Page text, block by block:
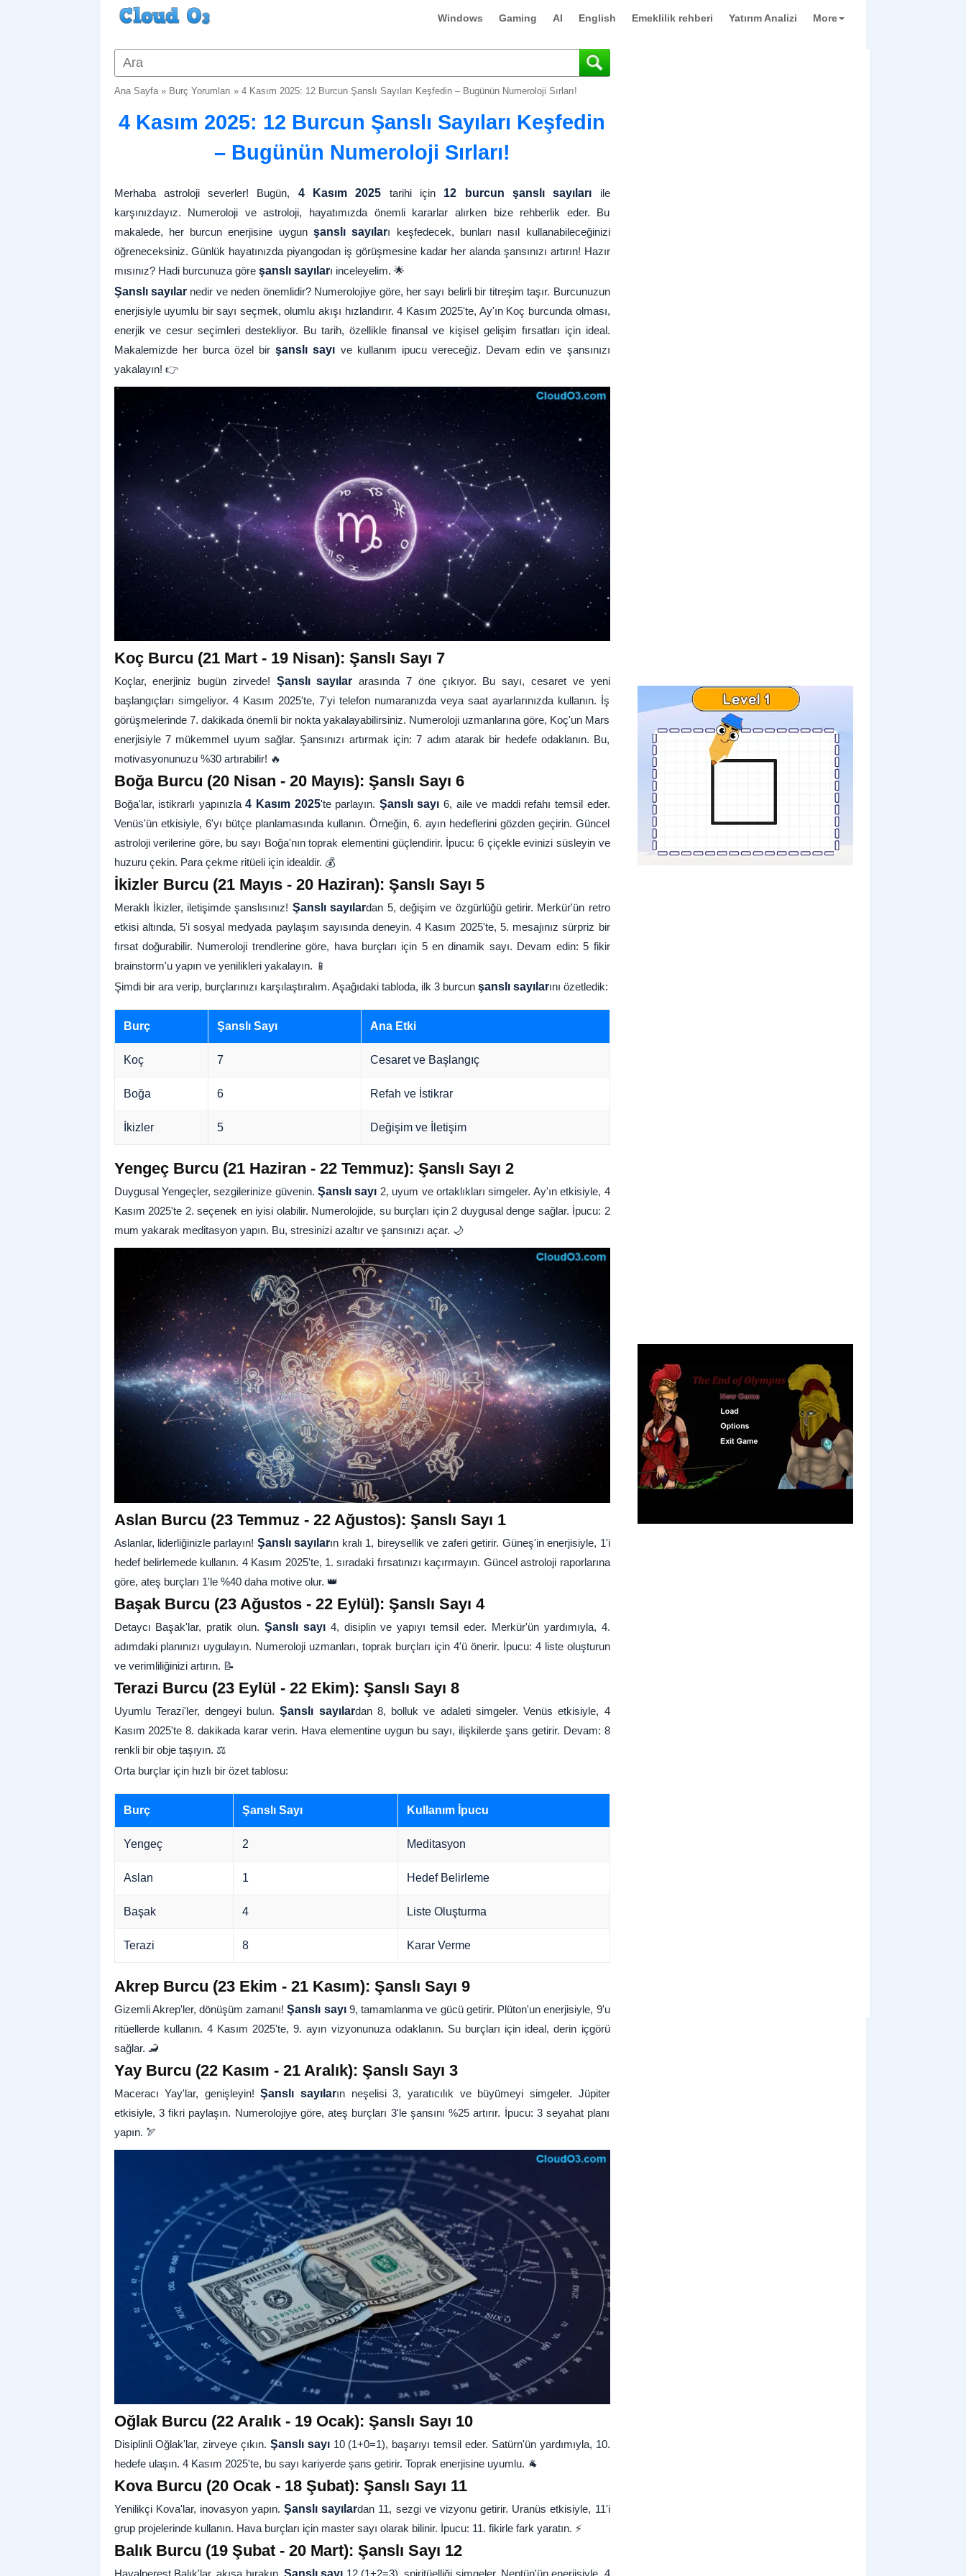
Windows Gaming AI English Emeklilik rehberi Yatırım Analizi More
Ana Sayfa» Burç Yorumları » 4 Kasım 2025: 12 Burcun Şanslı Sayıları Keşfedin – Bugünün Numeroloji Sırları!
4 Kasım 2025: 12 Burcun Şanslı Sayıları Keşfedin
– Bugünün Numeroloji Sırları!
Merhaba astroloji severler! Bugün, 4 Kasım 2025 tarihi için 12 burcun şanslı sayıları ile
karşınızdayız. Numeroloji ve astroloji, hayatımızda önemli kararlar alırken bize rehberlik eder. Bu
makalede, her burcun enerjisine uygun şanslı sayıları keşfedecek, bunları nasıl kullanabileceğinizi
öğreneceksiniz. Günlük hayatınızda piyangodan iş görüşmesine kadar her alanda şansınızı artırın! Hazır
mısınız? Hadi burcunuza göre şanslı sayıları inceleyelim. 🌟
Şanslı sayılarnedir ve neden önemlidir? Numerolojiye göre, her sayı belirli bir titreşim taşır. Burcunuzun
enerjisiyle uyumlu bir sayı seçmek, olumlu akışı hızlandırır. 4 Kasım 2025'te, Ay'ın Koç burcunda olması,
enerjik ve cesur seçimleri destekliyor. Bu tarih, özellikle finansal ve kişisel gelişim fırsatları için ideal.
Makalemizde her burca özel birşanslı sayı ve kullanım ipucu vereceğiz. Devam edin ve şansınızı
yakalayın! 👉
Koç Burcu (21 Mart - 19 Nisan): Şanslı Sayı 7
Koçlar, enerjiniz bugün zirvede! Şanslı sayılar arasında 7 öne çıkıyor. Bu sayı, cesaret ve yeni
başlangıçları simgeliyor. 4 Kasım 2025'te, 7'yi telefon numaranızda veya saat ayarlarınızda kullanın. İş
görüşmelerinde 7. dakikada önemli bir nokta yakalayabilirsiniz. Numeroloji uzmanlarına göre, Koç'un Mars
enerjisiyle 7 mükemmel uyum sağlar. Şansınızı artırmak için: 7 adım atarak bir hedefe odaklanın. Bu,
motivasyonunuzu %30 artırabilir! 🔥
Boğa Burcu (20 Nisan - 20 Mayıs): Şanslı Sayı 6
Boğa'lar, istikrarlı yapınızla4 Kasım 2025'te parlayın. Şanslı sayı 6, aile ve maddi refahı temsil eder.
Venüs'ün etkisiyle, 6'yı bütçe planlamasında kullanın. Örneğin, 6. ayın hedeflerini gözden geçirin. Güncel
astroloji verilerine göre, bu sayı Boğa'nın toprak elementini güçlendirir. İpucu: 6 çiçekle evinizi süsleyin ve
huzuru çekin. Para çekme ritüeli için idealdir. 💰
İkizler Burcu (21 Mayıs - 20 Haziran): Şanslı Sayı 5
Meraklı İkizler, iletişimde şanslısınız! Şanslı sayılardan 5, değişim ve özgürlüğü getirir. Merkür'ün retro
etkisi altında, 5'i sosyal medyada paylaşım sayısında deneyin. 4 Kasım 2025'te, 5. mesajınız sürpriz bir
fırsat doğurabilir. Numeroloji trendlerine göre, hava burçları için 5 en dinamik sayı. Devam edin: 5 fikir
brainstorm'u yapın ve yenilikleri yakalayın. 📱
Şimdi bir ara verip, burçlarınızı karşılaştıralım. Aşağıdaki tabloda, ilk 3 burcun şanslı sayılarını özetledik:
Burç Şanslı Sayı Ana Etki
Koç 7 Cesaret ve Başlangıç
Boğa 6 Refah ve İstikrar
İkizler 5 Değişim ve İletişim
Yengeç Burcu (21 Haziran - 22 Temmuz): Şanslı Sayı 2
Duygusal Yengeçler, sezgilerinize güvenin.Şanslı sayı 2, uyum ve ortaklıkları simgeler. Ay'ın etkisiyle, 4
Kasım 2025'te 2. seçenek en iyisi olabilir. Numerolojide, su burçları için 2 duygusal denge sağlar. İpucu: 2
mum yakarak meditasyon yapın. Bu, stresinizi azaltır ve şansınızı açar. 🌙
Aslan Burcu (23 Temmuz - 22 Ağustos): Şanslı Sayı 1
Aslanlar, liderliğinizle parlayın! Şanslı sayıların kralı 1, bireysellik ve zaferi getirir. Güneş'in enerjisiyle, 1'i
hedef belirlemede kullanın. 4 Kasım 2025'te, 1. sıradaki fırsatınızı kaçırmayın. Güncel astroloji raporlarına
göre, ateş burçları 1'le %40 daha motive olur. 👑
Başak Burcu (23 Ağustos - 22 Eylül): Şanslı Sayı 4
Detaycı Başak'lar, pratik olun. Şanslı sayı4, disiplin ve yapıyı temsil eder. Merkür'ün yardımıyla, 4.
adımdaki planınızı uygulayın. Numeroloji uzmanları, toprak burçları için 4'ü önerir. İpucu: 4 liste oluşturun
ve verimliliğinizi artırın. 📝
Terazi Burcu (23 Eylül - 22 Ekim): Şanslı Sayı 8
Uyumlu Terazi'ler, dengeyi bulun.Şanslı sayılardan 8, bolluk ve adaleti simgeler. Venüs etkisiyle, 4
Kasım 2025'te 8. dakikada karar verin. Hava elementine uygun bu sayı, ilişkilerde şans getirir. Devam: 8
renkli bir obje taşıyın. ⚖️
Orta burçlar için hızlı bir özet tablosu:
Burç Şanslı Sayı Kullanım İpucu
Yengeç 2 Meditasyon
Aslan 1 Hedef Belirleme
Başak 4 Liste Oluşturma
Terazi 8 Karar Verme
Akrep Burcu (23 Ekim - 21 Kasım): Şanslı Sayı 9
Gizemli Akrep'ler, dönüşüm zamanı!Şanslı sayı9, tamamlanma ve gücü getirir. Plüton'un enerjisiyle, 9'u
ritüellerde kullanın. 4 Kasım 2025'te, 9. ayın vizyonunuza odaklanın. Su burçları için ideal, derin içgörü
sağlar. 🦂
Yay Burcu (22 Kasım - 21 Aralık): Şanslı Sayı 3
Maceracı Yay'lar, genişleyin!Şanslı sayıların neşelisi 3, yaratıcılık ve büyümeyi simgeler. Jüpiter
etkisiyle, 3 fikri paylaşın. Numerolojiye göre, ateş burçları 3'le şansını %25 artırır. İpucu: 3 seyahat planı
yapın. 🏹
Oğlak Burcu (22 Aralık - 19 Ocak): Şanslı Sayı 10
Disiplinli Oğlak'lar, zirveye çıkın. Şanslı sayı10 (1+0=1), başarıyı temsil eder. Satürn'ün yardımıyla, 10.
hedefe ulaşın. 4 Kasım 2025'te, bu sayı kariyerde şans getirir. Toprak enerjisine uyumlu. 🐐
Kova Burcu (20 Ocak - 18 Şubat): Şanslı Sayı 11
Yenilikçi Kova'lar, inovasyon yapın.Şanslı sayılardan 11, sezgi ve vizyonu getirir. Uranüs etkisiyle, 11'i
grup projelerinde kullanın. Hava burçları için master sayı olarak bilinir. İpucu: 11. fikirle fark yaratın. ⚡
Balık Burcu (19 Şubat - 20 Mart): Şanslı Sayı 12